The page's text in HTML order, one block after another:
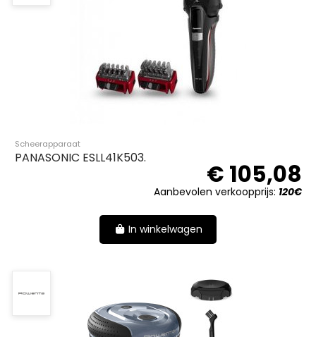
Scheerapparaat
PANASONIC ESLL41K503.
€ 105,08
Aanbevolen verkoopprijs: 120€
In winkelwagen